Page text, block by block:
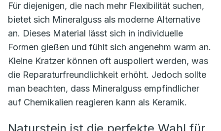
Für diejenigen, die nach mehr Flexibilität suchen,
bietet sich Mineralguss als moderne Alternative
an. Dieses Material lässt sich in individuelle
Formen gießen und fühlt sich angenehm warm an.
Kleine Kratzer können oft auspoliert werden, was
die Reparaturfreundlichkeit erhöht. Jedoch sollte
man beachten, dass Mineralguss empfindlicher
auf Chemikalien reagieren kann als Keramik.